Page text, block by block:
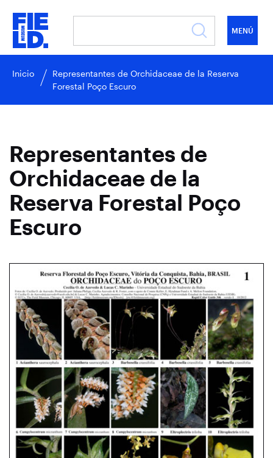
MENÚ
Inicio
Representantes de Orchidaceae de la Reserva
Forestal Poço Escuro
Representantes de
Orchidaceae de la
Reserva Forestal Poço
Escuro